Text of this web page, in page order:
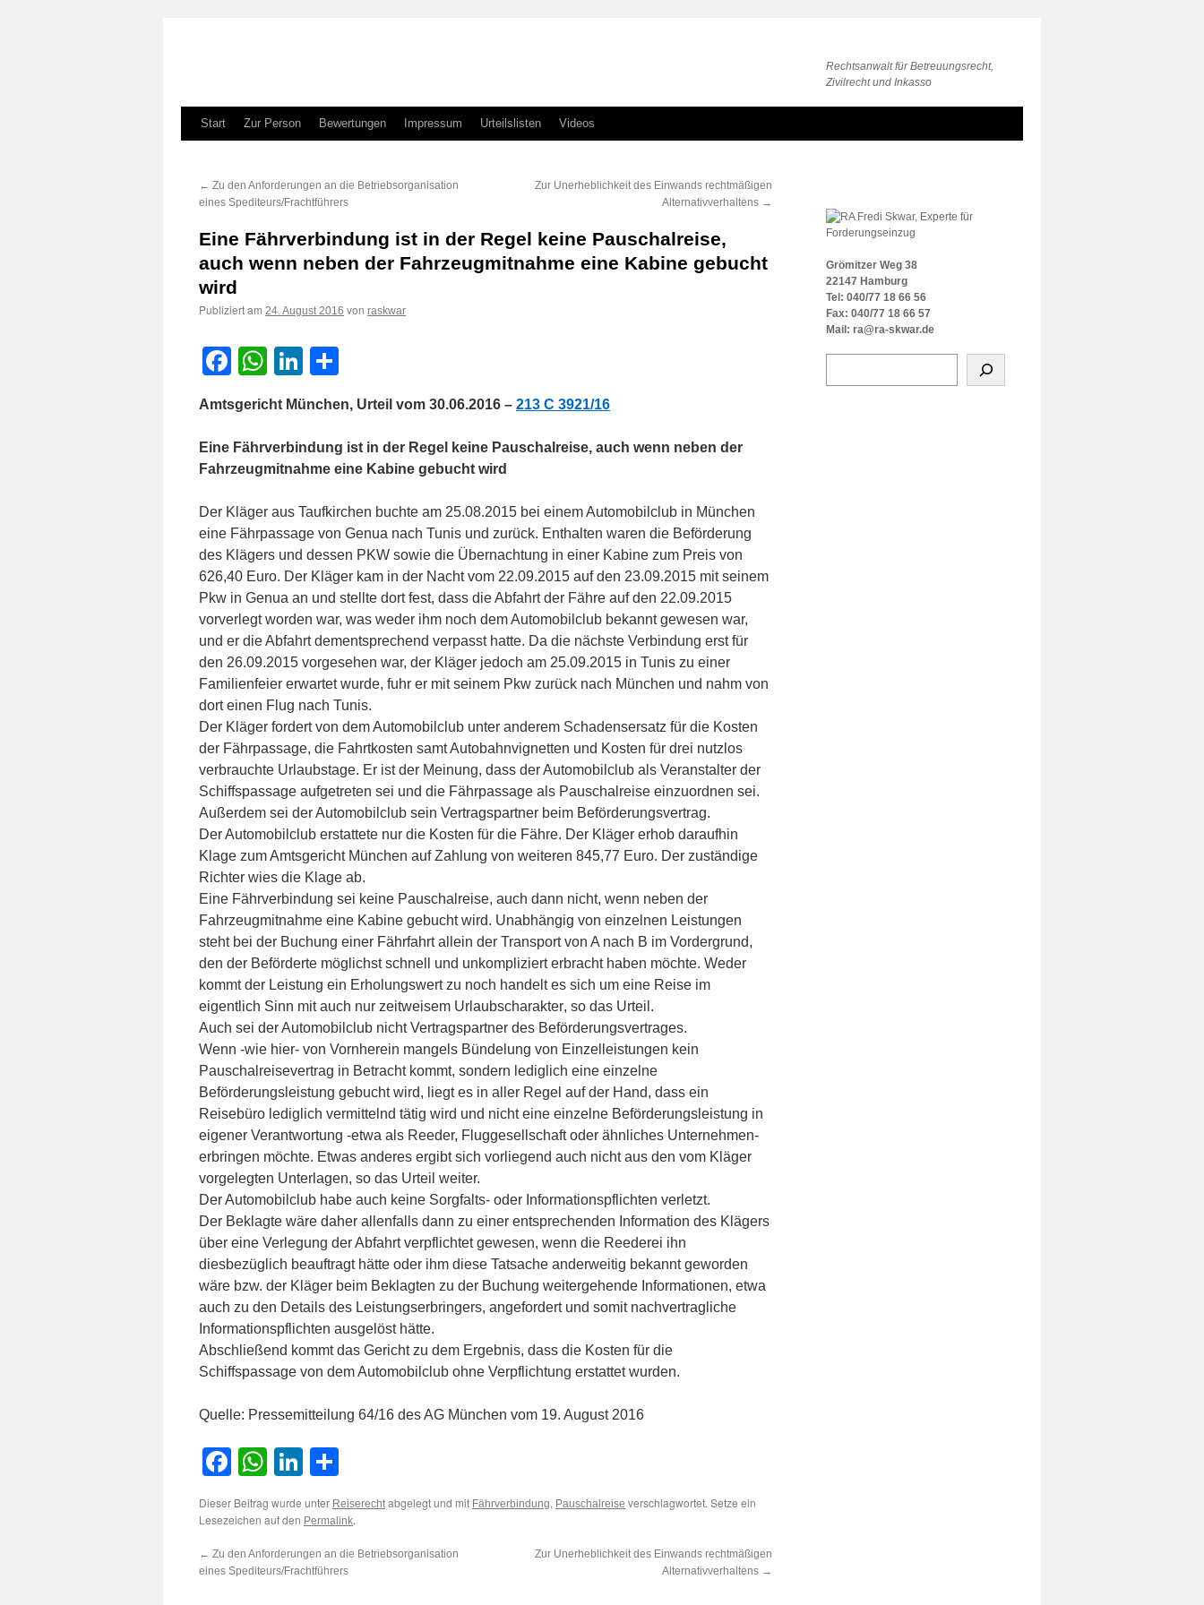
Rechtsanwalt für Betreuungsrecht,
Zivilrecht und Inkasso
Zum
springen
Start Zur Person Bewertungen Impressum Urteilslisten Videos
← Zu den Anforderungen an die Betriebsorganisation
eines Spediteurs/Frachtführers
Zur Unerheblichkeit des Einwands rechtmäßigen
Alternativverhaltens →
Eine Fährverbindung ist in der Regel keine Pauschalreise,
auch wenn neben der Fahrzeugmitnahme eine Kabine gebucht
wird
Publiziert am 24. August 2016 von raskwar
Facebook
WhatsApp
LinkedIn
Amtsgericht München, Urteil vom 30.06.2016 – 213 C 3921/16
Eine Fährverbindung ist in der Regel keine Pauschalreise, auch wenn neben der
Fahrzeugmitnahme eine Kabine gebucht wird
Der Kläger aus Taufkirchen buchte am 25.08.2015 bei einem Automobilclub in München
eine Fährpassage von Genua nach Tunis und zurück. Enthalten waren die Beförderung
des Klägers und dessen PKW sowie die Übernachtung in einer Kabine zum Preis von
626,40 Euro. Der Kläger kam in der Nacht vom 22.09.2015 auf den 23.09.2015 mit seinem
Pkw in Genua an und stellte dort fest, dass die Abfahrt der Fähre auf den 22.09.2015
vorverlegt worden war, was weder ihm noch dem Automobilclub bekannt gewesen war,
und er die Abfahrt dementsprechend verpasst hatte. Da die nächste Verbindung erst für
den 26.09.2015 vorgesehen war, der Kläger jedoch am 25.09.2015 in Tunis zu einer
Familienfeier erwartet wurde, fuhr er mit seinem Pkw zurück nach München und nahm von
dort einen Flug nach Tunis.
Der Kläger fordert von dem Automobilclub unter anderem Schadensersatz für die Kosten
der Fährpassage, die Fahrtkosten samt Autobahnvignetten und Kosten für drei nutzlos
verbrauchte Urlaubstage. Er ist der Meinung, dass der Automobilclub als Veranstalter der
Schiffspassage aufgetreten sei und die Fährpassage als Pauschalreise einzuordnen sei.
Außerdem sei der Automobilclub sein Vertragspartner beim Beförderungsvertrag.
Der Automobilclub erstattete nur die Kosten für die Fähre. Der Kläger erhob daraufhin
Klage zum Amtsgericht München auf Zahlung von weiteren 845,77 Euro. Der zuständige
Richter wies die Klage ab.
Eine Fährverbindung sei keine Pauschalreise, auch dann nicht, wenn neben der
Fahrzeugmitnahme eine Kabine gebucht wird. Unabhängig von einzelnen Leistungen
steht bei der Buchung einer Fährfahrt allein der Transport von A nach B im Vordergrund,
den der Beförderte möglichst schnell und unkompliziert erbracht haben möchte. Weder
kommt der Leistung ein Erholungswert zu noch handelt es sich um eine Reise im
eigentlich Sinn mit auch nur zeitweisem Urlaubscharakter, so das Urteil.
Auch sei der Automobilclub nicht Vertragspartner des Beförderungsvertrages.
Wenn -wie hier- von Vornherein mangels Bündelung von Einzelleistungen kein
Pauschalreisevertrag in Betracht kommt, sondern lediglich eine einzelne
Beförderungsleistung gebucht wird, liegt es in aller Regel auf der Hand, dass ein
Reisebüro lediglich vermittelnd tätig wird und nicht eine einzelne Beförderungsleistung in
eigener Verantwortung -etwa als Reeder, Fluggesellschaft oder ähnliches Unternehmen-
erbringen möchte. Etwas anderes ergibt sich vorliegend auch nicht aus den vom Kläger
vorgelegten Unterlagen, so das Urteil weiter.
Der Automobilclub habe auch keine Sorgfalts- oder Informationspflichten verletzt.
Der Beklagte wäre daher allenfalls dann zu einer entsprechenden Information des Klägers
über eine Verlegung der Abfahrt verpflichtet gewesen, wenn die Reederei ihn
diesbezüglich beauftragt hätte oder ihm diese Tatsache anderweitig bekannt geworden
wäre bzw. der Kläger beim Beklagten zu der Buchung weitergehende Informationen, etwa
auch zu den Details des Leistungserbringers, angefordert und somit nachvertragliche
Informationspflichten ausgelöst hätte.
Abschließend kommt das Gericht zu dem Ergebnis, dass die Kosten für die
Schiffspassage von dem Automobilclub ohne Verpflichtung erstattet wurden.
Quelle: Pressemitteilung 64/16 des AG München vom 19. August 2016
Facebook
WhatsApp
LinkedIn
Dieser Beitrag wurde unter Reiserecht abgelegt und mit Fährverbindung, Pauschalreise verschlagwortet. Setze ein
Lesezeichen auf den Permalink.
← Zu den Anforderungen an die Betriebsorganisation
eines Spediteurs/Frachtführers
Zur Unerheblichkeit des Einwands rechtmäßigen
Alternativverhaltens →
Grömitzer Weg 38
22147 Hamburg
Tel: 040/77 18 66 56
Fax: 040/77 18 66 57
Mail: ra@ra-skwar.de